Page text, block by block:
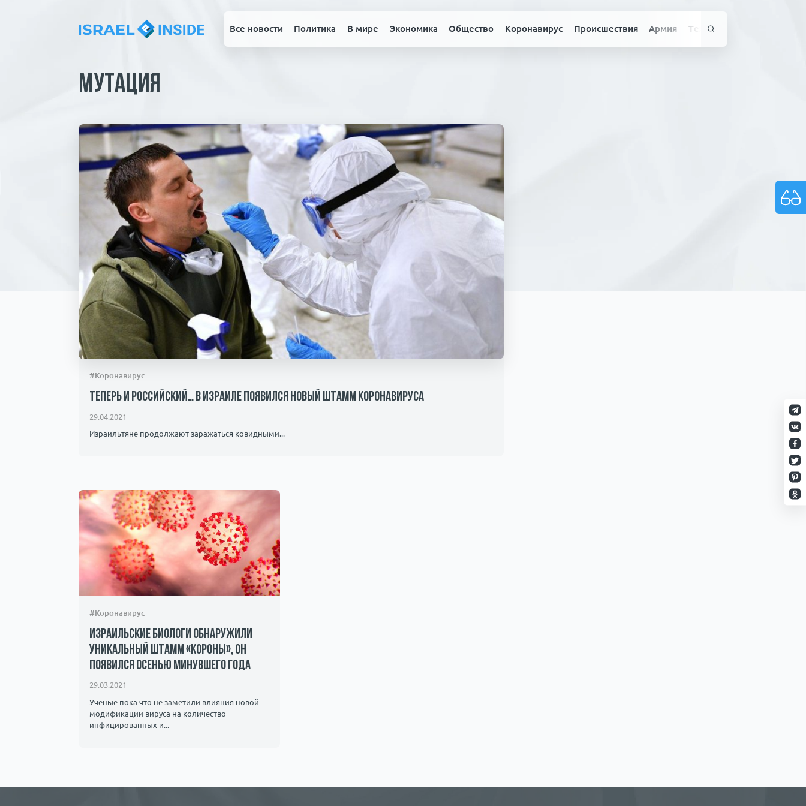
Все новости Политика В мире Экономика Общество Коронавирус Происшествия Армия Технологии
Мутация
#Коронавирус
Теперь и российский… В Израиле появился новый штамм коронавируса
29.04.2021
Израильтяне продолжают заражаться ковидными...
#Коронавирус
Израильские биологи обнаружили
уникальный штамм «короны», он
появился осенью минувшего года
29.03.2021
Ученые пока что не заметили влияния новой
модификации вируса на количество
инфицированных и...